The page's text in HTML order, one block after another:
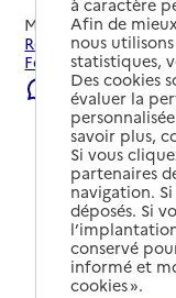
Mis à jour le23/07/
Rechercher les
Forbach.
Signaler une
à caractère
Afin de
nous
statistiques,
Des cookies
évaluer la
savoir plus,
Si vous
partenaires
navigation.
déposés. Si
conservé
informé et
cookies ».